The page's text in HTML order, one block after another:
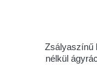
Zsályaszínű
nélkül